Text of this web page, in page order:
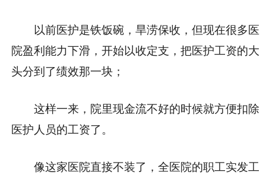
以前医护是铁饭碗，旱涝保收，但现在很多医
院盈利能力下滑，开始以收定支，把医护工资的大
头分到了绩效那一块；
这样一来，院里现金流不好的时候就方便扣除
医护人员的工资了。
像这家医院直接不装了，全医院的职工实发工